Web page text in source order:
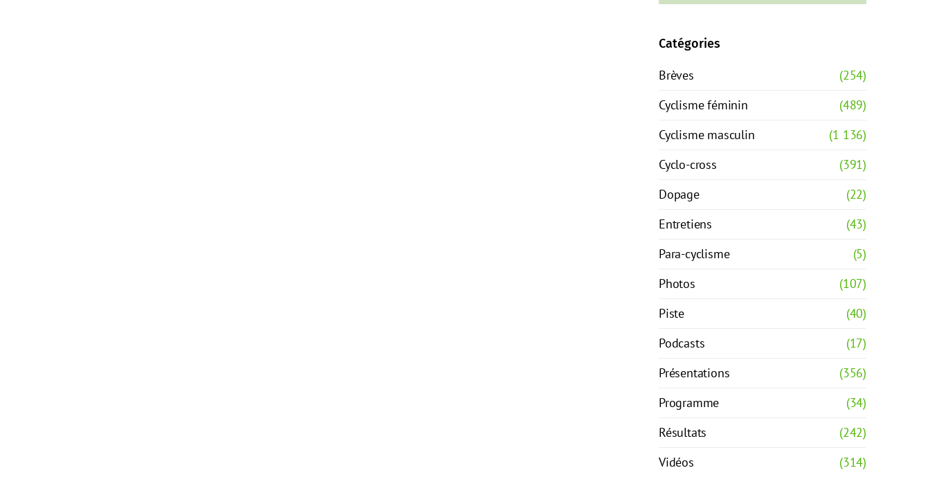
Catégories
Brèves
(254)
Cyclisme féminin
(489)
Cyclisme masculin
(1 136)
Cyclo-cross
(391)
Dopage
(22)
Entretiens
(43)
Para-cyclisme
(5)
Photos
(107)
Piste
(40)
Podcasts
(17)
Présentations
(356)
Programme
(34)
Résultats
(242)
Vidéos
(314)